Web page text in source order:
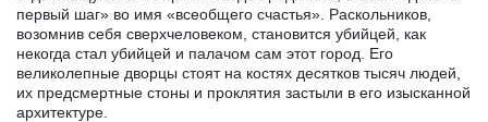
первый шаг» во имя «всеобщего счастья». Раскольников,
возомнив себя сверхчеловеком, становится убийцей, как
некогда стал убийцей и палачом сам этот город. Его
великолепные дворцы стоят на костях десятков тысяч людей,
их предсмертные стоны и проклятия застыли в его изысканной
архитектуре.